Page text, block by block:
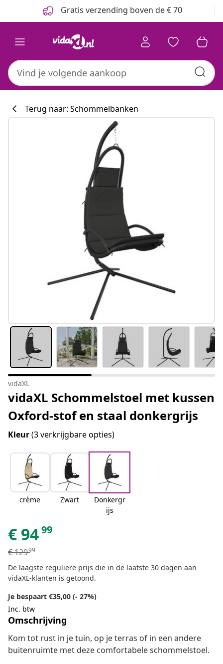
Gratis verzending boven de € 70
Terug naar: Schommelbanken
vidaXL
vidaXL Schommelstoel met kussen
Oxford-stof en staal donkergrijs
Kleur(3 verkrijgbare opties)
crème Zwart
Donkergr
ijs
€ 9499
€12999
De laagste reguliere prijs die in de laatste 30 dagen aan
vidaXL-klanten is getoond.
Je bespaart €35,00 (- 27%)
Inc. btw
Omschrijving
Kom tot rust in je tuin, op je terras of in een andere
buitenruimte met deze comfortabele schommelstoel.